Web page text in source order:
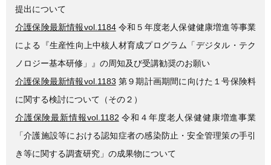
提出について
介護保険最新情報vol.1184令和５年度老人保健健康増進等事業
による『生産性向上中核人材育成プログラム「デジタル・テク
ノロジー基本研修」』の周知及び受講勧奨のお願い
介護保険最新情報vol.1183 第９期計画期間に向けた１号保険料
に関する検討について（その２）
介護保険最新情報vol.1182 令和４年度老人保健健康増進事業
「介護施設等における認知症者の感染防止・安全管理策の手引
き等に関する調査研究」の成果物について